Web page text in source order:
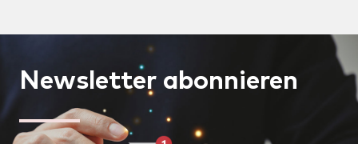
Newsletter abonnieren